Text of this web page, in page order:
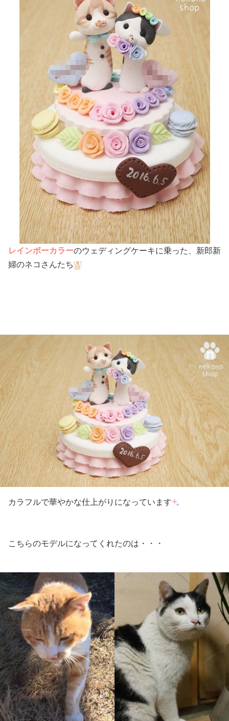
レインボーカラーのウェディングケーキに乗った、新郎新
婦のネコさんたち
カラフルで華やかな仕上がりになっています
こちらのモデルになってくれたのは・・・